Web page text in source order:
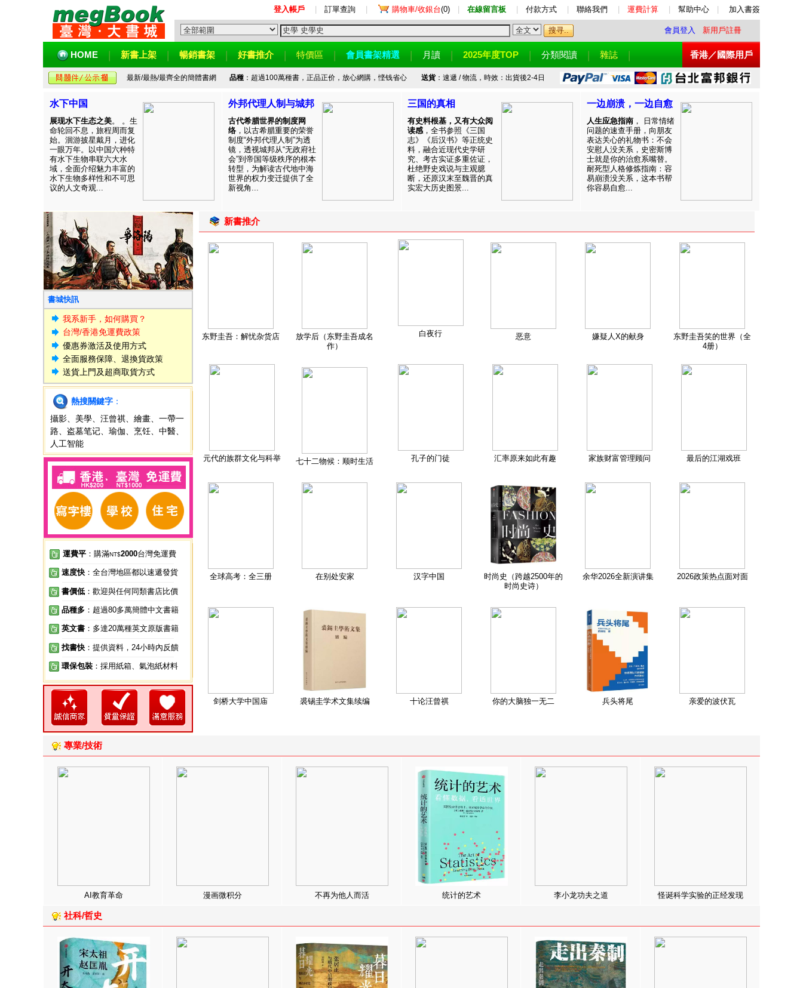
登入帳戶 訂單查詢 購物車/收銀台(0) 在線留言板 付款方式 聯絡我們 運費計算 幫助中心 加入書簽
會員登入 新用戶註冊
HOME 新書上架 暢銷書架 好書推介 特價區 會員書架精選 月讀 2025年度TOP 分類閱讀 雜誌 香港／國際用戶
最新/最熱/最齊全的簡體書網 品種：超過100萬種書，正品正价，放心網購，悭钱省心 送貨：速遞 / 物流，時效：出貨後2-4日
水下中国
展现水下生态之美。 。生
命轮回不息，旅程周而复
始。洄游披星戴月，进化
一眼万年。以中国六种特
有水下生物串联六大水
域，全面介绍魅力丰富的
水下生物多样性和不可思
议的人文奇观...
外邦代理人制与城邦
古代希腊世界的制度网
络 ，以古希腊重要的荣誉
制度“外邦代理人制”为透
镜，透视城邦从“无政府社
会”到帝国等级秩序的根本
转型，为解读古代地中海
世界的权力变迁提供了全
新视角...
三国的真相
有史料根基，又有大众阅
读感 ，全书参照《三国
志》《后汉书》等正统史
料，融合近现代史学研
究、考古实证多重佐证，
杜绝野史戏说与主观臆
断，还原汉末至魏晋的真
实宏大历史图景...
一边崩溃，一边自愈
人生应急指南 ， 日常情绪
问题的速查手册，向朋友
表达关心的礼物书：不会
安慰人没关系，史密斯博
士就是你的治愈系嘴替。
耐死型人格修炼指南：容
易崩溃没关系，这本书帮
你容易自愈...
書城快訊
我系新手，如何購買？
台灣/香港免運費政策
優惠券激活及使用方式
全面服務保障、退換貨政策
送貨上門及超商取貨方式
熱搜關鍵字 ：
攝影
美學 汪曾祺 繪畫
一帶一
路
盗墓笔记 瑜伽 烹饪 中醫
人工智能
運費平 ：購滿NT$2000台灣免運費
速度快 ：全台灣地區都以速遞發貨
書價低 ：歡迎與任何同類書店比價
品種多 ：超過80多萬簡體中文書籍
英文書 ：多達20萬種英文原版書籍
找書快 ：提供資料，24小時內反饋
環保包裝 ：採用紙箱、氣泡紙材料
新書推介
东野圭吾：解忧杂货店
放学后（东野圭吾成名
作）
白夜行 恶意 嫌疑人X的献身
东野圭吾笑的世界（全
4册）
元代的族群文化与科举 七十二物候：顺时生活 孔子的门徒 汇率原来如此有趣 家族财富管理顾问 最后的江湖戏班
全球高考：全三册 在别处安家 汉字中国
时尚史（跨越2500年的
时尚史诗）
余华2026全新演讲集 2026政策热点面对面
剑桥大学中国庙 裘锡圭学术文集续编 十论汪曾祺 你的大脑独一无二 兵头将尾 亲爱的波伏瓦
專業/技術
AI教育革命 漫画微积分 不再为他人而活 统计的艺术 李小龙功夫之道 怪诞科学实验的正经发现
社科/哲史